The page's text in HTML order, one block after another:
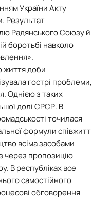
робота
України Акту
Результат
Радянського Союзу й
боротьбі навколо
життя доби
гострі
Однією з таких
долі СРСР. В
точилася
формули
всіма засобами
через пропозицію
В республіках все
самостійного
обговорення